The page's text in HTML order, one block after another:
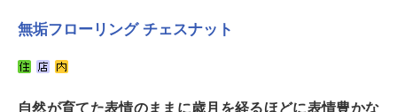
無垢フローリング チェスナット
自然が育てた表情のままに歳月を経るほどに表情豊かな